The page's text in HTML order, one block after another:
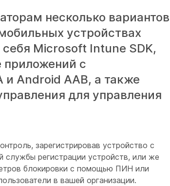
несколько вариантов
устройствах
Microsoft Intune SDK,
приложений с
и Android AAB, а также
для управления
зарегистрировав устройство с
регистрации устройств, или же
блокировки с помощью ПИН или
в вашей организации.